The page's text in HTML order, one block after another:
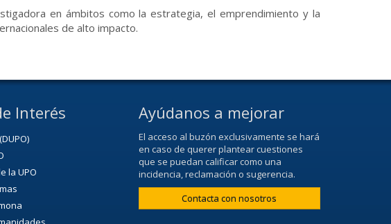
en ámbitos como la estrategia, el emprendimiento y la
de alto impacto.
Interés
la UPO
Ayúdanos a mejorar
El acceso al buzón exclusivamente se hará
en caso de querer plantear cuestiones
que se puedan calificar como una
incidencia, reclamación o sugerencia.
Contacta con nosotros